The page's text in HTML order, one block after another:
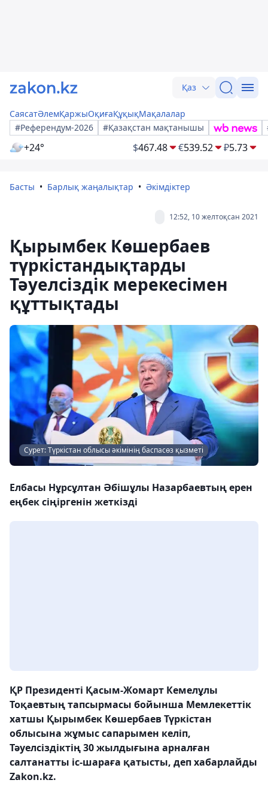
Қаз
СаясатӘлемҚаржыОқиғаҚұқықМақалалар
#Референдум-2026
#Қазақстан мақтанышы
+24° $467.48 €539.52 ₽5.73
Басты Барлық жаңалықтар Әкімдіктер
12:52, 10 желтоқсан 2021
Қырымбек Көшербаев
түркістандықтарды
Тәуелсіздік мерекесімен
құттықтады
Сурет: Түркістан облысы әкімінің баспасөз қызметі
Елбасы Нұрсұлтан Әбішұлы Назарбаевтың ерен
еңбек сіңіргенін жеткізді
ҚР Президенті Қасым-Жомарт Кемелұлы
Тоқаевтың тапсырмасы бойынша Мемлекеттік
хатшы Қырымбек Көшербаев Түркістан
облысына жұмыс сапарымен келіп,
Тәуелсіздіктің 30 жылдығына арналған
салтанатты іс-шараға қатысты, деп хабарлайды
Zakon.kz.